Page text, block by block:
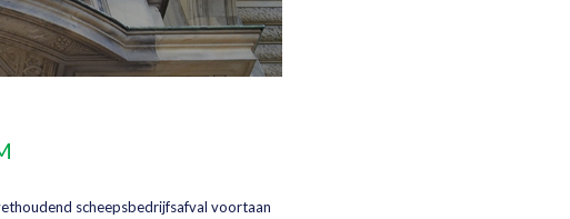
scheepsbedrijfsafval voortaan